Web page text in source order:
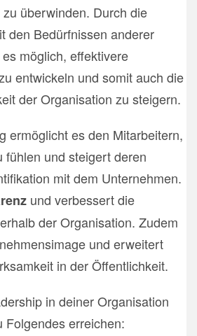
überwinden. Durch die
den Bedürfnissen anderer
möglich, effektivere
entwickeln und somit auch die
der Organisation zu steigern.
ermöglicht es den Mitarbeitern,
fühlen und steigert deren
mit dem Unternehmen.
und verbessert die
der Organisation. Zudem
und erweitert
in der Öffentlichkeit.
in deiner Organisation
Folgendes erreichen: